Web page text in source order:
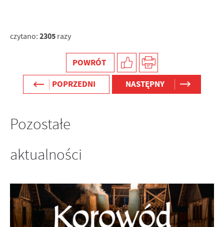
czytano: 2305 razy
POWRÓT
POPRZEDNI
NASTĘPNY
Pozostałe
aktualności